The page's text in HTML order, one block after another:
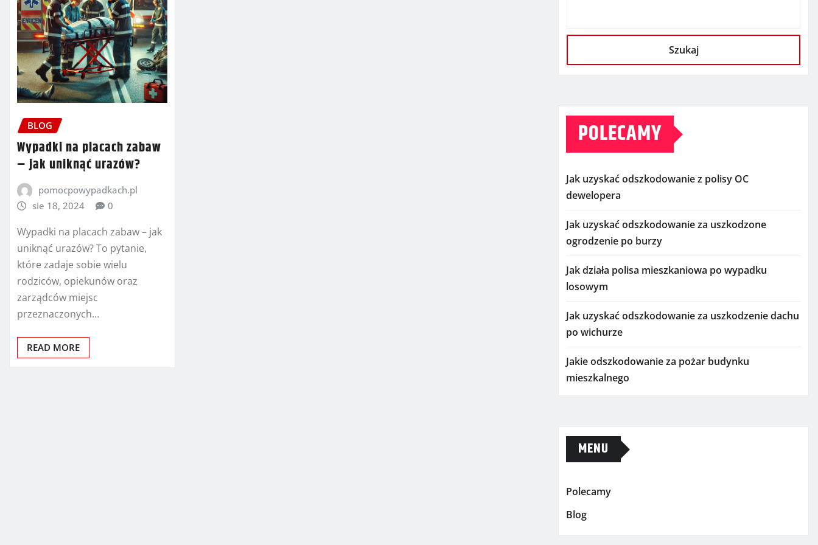
BLOG
Wypadki na placach zabaw
– jak uniknąć urazów?
pomocpowypadkach.pl
sie 18, 2024
0
Wypadki na placach zabaw – jak
uniknąć urazów? To pytanie,
które zadaje sobie wielu
rodziców, opiekunów oraz
zarządców miejsc
przeznaczonych…
READ MORE
Szukaj
POLECAMY
Jak uzyskać odszkodowanie z polisy OC
dewelopera
Jak uzyskać odszkodowanie za uszkodzone
ogrodzenie po burzy
Jak działa polisa mieszkaniowa po wypadku
losowym
Jak uzyskać odszkodowanie za uszkodzenie dachu
po wichurze
Jakie odszkodowanie za pożar budynku
mieszkalnego
MENU
Polecamy
Blog